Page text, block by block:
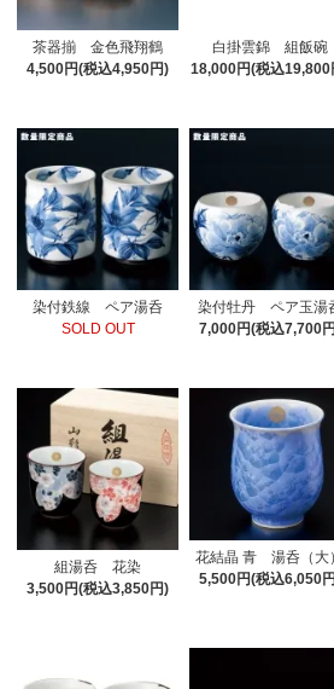
茶器揃 金色飛翔鶴
4,500円(税込4,950円)
白掛雲錦 組飯碗
18,000円(税込19,800
染付鉄線 ペア湯呑
SOLD OUT
染付牡丹 ペア玉湯
7,000円(税込7,700
組湯呑 花染
3,500円(税込3,850円)
花結晶 青 湯呑（大
5,500円(税込6,050